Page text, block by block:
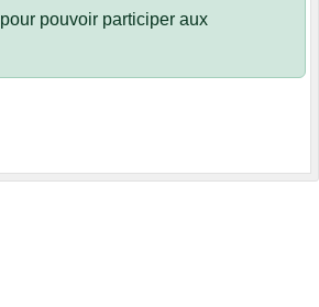
pour pouvoir participer aux